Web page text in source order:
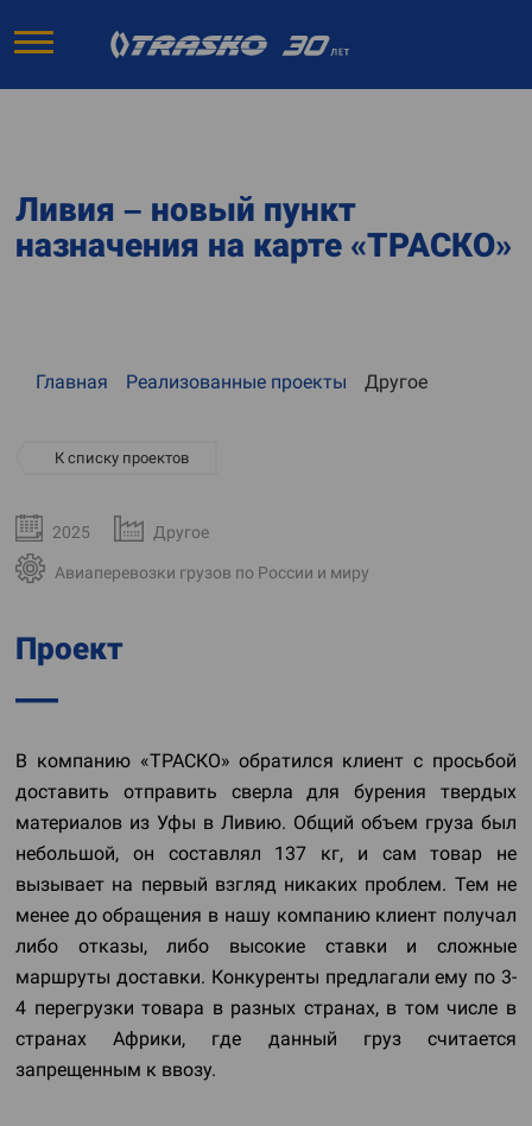
Ливия – новый пункт
назначения на карте «ТРАСКО»
Главная Реализованные проекты Другое
К списку проектов
2025 Другое
Авиаперевозки грузов по России и миру
Проект
В компанию «ТРАСКО» обратился клиент с просьбой
доставить отправить сверла для бурения твердых
материалов из Уфы в Ливию. Общий объем груза был
небольшой, он составлял 137 кг, и сам товар не
вызывает на первый взгляд никаких проблем. Тем не
менее до обращения в нашу компанию клиент получал
либо отказы, либо высокие ставки и сложные
маршруты доставки. Конкуренты предлагали ему по 3-
4 перегрузки товара в разных странах, в том числе в
странах Африки, где данный груз считается
запрещенным к ввозу.